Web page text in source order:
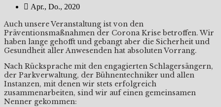
Apr., Do., 2020
Auch unsere Veranstaltung ist von den
Präventionsmaßnahmen der Corona Krise betroffen. Wir
haben lange gehofft und gebangt aber die Sicherheit und
Gesundheit aller Anwesenden hat absoluten Vorrang.
Nach Rücksprache mit den engagierten Schlagersängern,
der Parkverwaltung, der Bühnentechniker und allen
Instanzen, mit denen wir stets erfolgreich
zusammenarbeiten, sind wir auf einen gemeinsamen
Nenner gekommen: